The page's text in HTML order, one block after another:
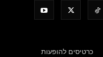
כרטיסים להופעות